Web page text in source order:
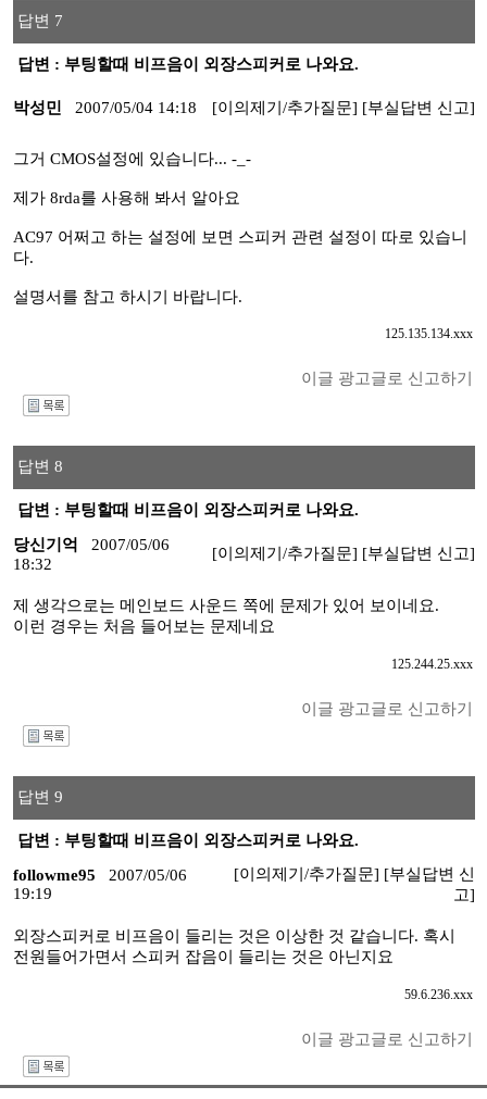
답변 7
답변 : 부팅할때 비프음이 외장스피커로 나와요.
박성민 2007/05/04 14:18 [이의제기/추가질문] [부실답변 신고]
그거 CMOS설정에 있습니다... -_-
제가 8rda를 사용해 봐서 알아요
AC97 어쩌고 하는 설정에 보면 스피커 관련 설정이 따로 있습니
다.
설명서를 참고 하시기 바랍니다.
125.135.134.xxx
이글 광고글로 신고하기
답변 8
답변 : 부팅할때 비프음이 외장스피커로 나와요.
당신기억
2007/05/06
18:32
[이의제기/추가질문] [부실답변 신고]
제 생각으로는 메인보드 사운드 쪽에 문제가 있어 보이네요.
이런 경우는 처음 들어보는 문제네요
125.244.25.xxx
이글 광고글로 신고하기
답변 9
답변 : 부팅할때 비프음이 외장스피커로 나와요.
followme95
2007/05/06
19:19
[이의제기/추가질문] [부실답변 신
고]
외장스피커로 비프음이 들리는 것은 이상한 것 같습니다. 혹시
전원들어가면서 스피커 잡음이 들리는 것은 아닌지요
59.6.236.xxx
이글 광고글로 신고하기